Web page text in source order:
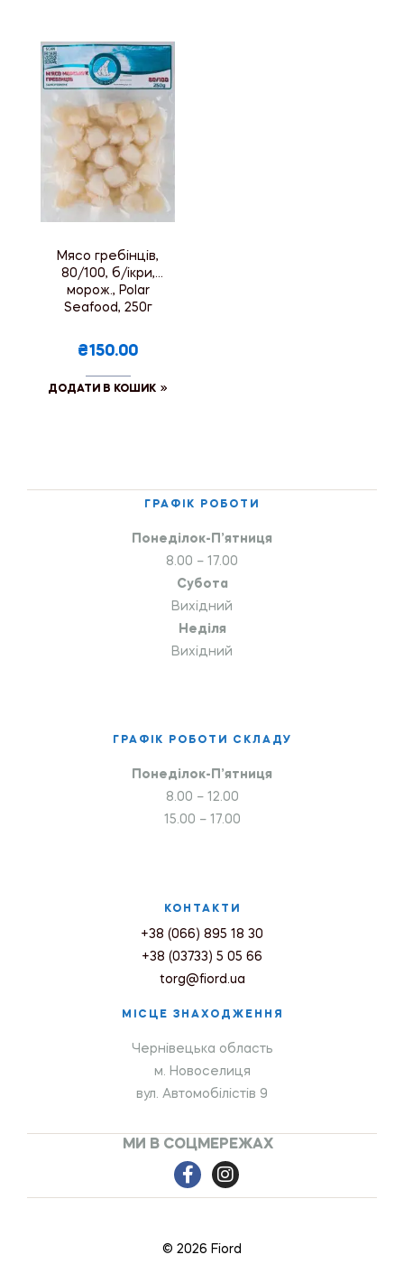
Мясо гребінців,
80/100, б/ікри,
морож., Polar
Seafood, 250г
₴150.00
ДОДАТИ В КОШИК
ГРАФІК РОБОТИ
Понеділок-П’ятниця
8.00 – 17.00
Субота
Вихідний
Неділя
Вихідний
ГРАФІК РОБОТИ СКЛАДУ
Понеділок-П’ятниця
8.00 – 12.00
15.00 – 17.00
КОНТАКТИ
+38 (066) 895 18 30
+38 (03733) 5 05 66
torg@fiord.ua
МІСЦЕ ЗНАХОДЖЕННЯ
Чернівецька область
м. Новоселиця
вул. Автомобілістів 9
МИ В СОЦМЕРЕЖАХ
© 2026 Fiord